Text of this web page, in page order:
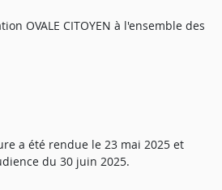
OVALE CITOYEN à l'ensemble des
a été rendue le 23 mai 2025 et
du 30 juin 2025.